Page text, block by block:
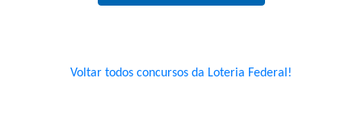
Voltar todos concursos da Loteria Federal!